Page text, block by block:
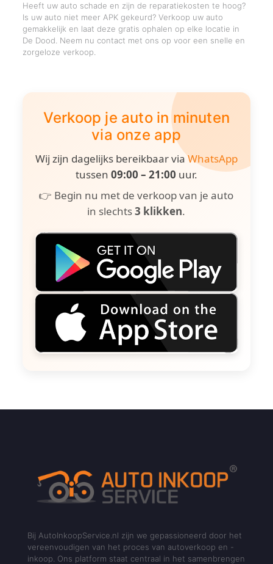
Heeft uw auto schade en zijn de reparatiekosten te hoog?
Is uw auto niet meer APK gekeurd? Verkoop uw auto
gemakkelijk en laat deze gratis ophalen op elke locatie in
De Dood. Neem nu contact met ons op voor een snelle en
zorgeloze verkoop.
Verkoop je auto in minuten
via onze app
Wij zijn dagelijks bereikbaar viaWhatsApp
tussen 09:00 – 21:00 uur.
👉 Begin nu met de verkoop van je auto
in slechts3 klikken.
Bij AutoInkoopService.nl zijn we gepassioneerd door het
vereenvoudigen van het proces van autoverkoop en -
inkoop. Ons platform staat centraal in het samenbrengen